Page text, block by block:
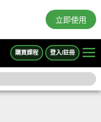
立即使用
購買課程 登入/註冊